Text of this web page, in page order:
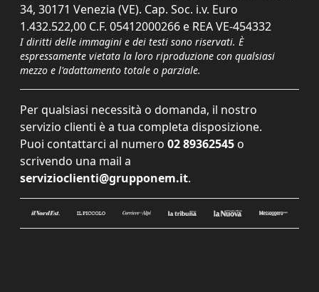
34, 30171 Venezia (VE). Cap. Soc. i.v. Euro
1.432.522,00 C.F. 05412000266 e REA VE-454332
I diritti delle immagini e dei testi sono riservati. È
espressamente vietata la loro riproduzione con qualsiasi
mezzo e l'adattamento totale o parziale.
Per qualsiasi necessità o domanda, il nostro
servizio clienti è a tua completa disposizione.
Puoi contattarci al numero 02 89362545 o
scrivendo una mail a
servizioclienti@grupponem.it.